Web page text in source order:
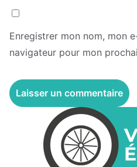
Enregistrer mon nom, mon
navigateur pour mon